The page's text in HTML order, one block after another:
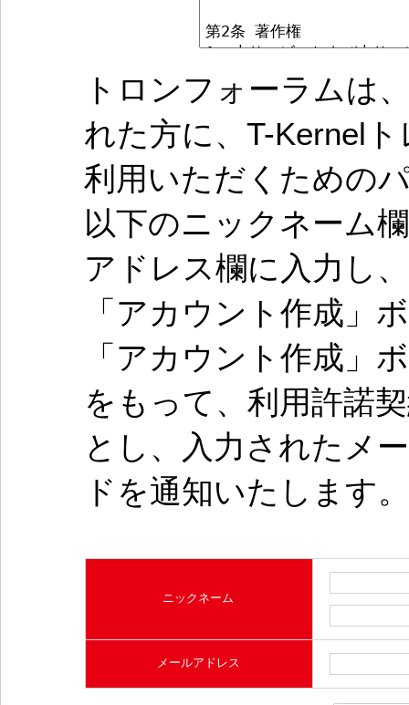
トロンフォーラムは
れた方に、T-Kernel
利用いただくための
以下のニックネーム
アドレス欄に入力し
「アカウント作成」
「アカウント作成」
をもって、利用許諾
とし、入力されたメ
ドを通知いたします
ニックネーム
メールアドレス